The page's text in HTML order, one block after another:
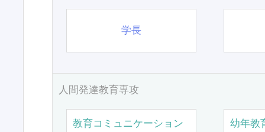
学長
人間発達教育専攻
教育コミュニケーション
幼年教